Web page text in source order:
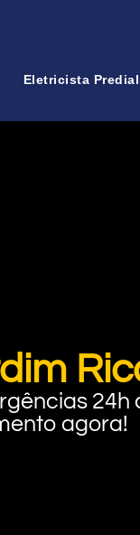
Eletricista Predial
agora!